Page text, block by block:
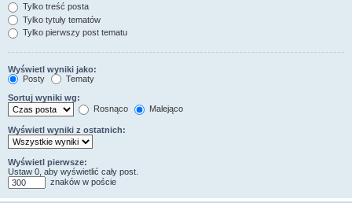
Tylko treść posta
Tylko tytuły tematów
Tylko pierwszy post tematu
Wyświetl wyniki jako:
Posty
Tematy
Sortuj wyniki wg:
Rosnąco
Malejąco
Wyświetl wyniki z ostatnich:
Wyświetl pierwsze:
Ustaw 0, aby wyświetlić cały post.
znaków w poście